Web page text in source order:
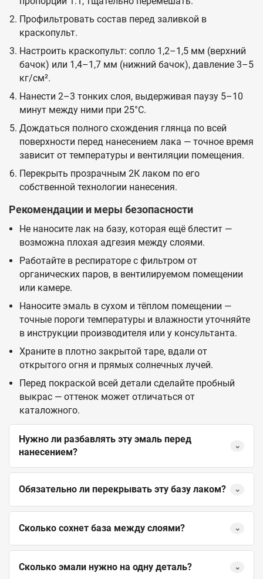
Профильтровать состав перед заливкой в
краскопульт.
Настроить краскопульт: сопло 1,2–1,5 мм (верхний
бачок) или 1,4–1,7 мм (нижний бачок), давление 3–5
кг/см².
Нанести 2–3 тонких слоя, выдерживая паузу 5–10
минут между ними при 25°C.
Дождаться полного схождения глянца по всей
поверхности перед нанесением лака — точное время
зависит от температуры и вентиляции помещения.
Перекрыть прозрачным 2К лаком по его
собственной технологии нанесения.
Рекомендации и меры безопасности
Не наносите лак на базу, которая ещё блестит —
возможна плохая адгезия между слоями.
Работайте в респираторе с фильтром от
органических паров, в вентилируемом помещении
или камере.
Наносите эмаль в сухом и тёплом помещении —
точные пороги температуры и влажности уточняйте
в инструкции производителя или у консультанта.
Храните в плотно закрытой таре, вдали от
открытого огня и прямых солнечных лучей.
Перед покраской всей детали сделайте пробный
выкрас — оттенок может отличаться от
каталожного.
Нужно ли разбавлять эту эмаль перед
нанесением?
⌄
Обязательно ли перекрывать эту базу лаком? ⌄
Сколько сохнет база между слоями? ⌄
Сколько эмали нужно на одну деталь? ⌄